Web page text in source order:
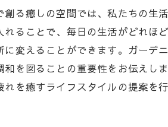
創る癒しの空間では、私たちの生
れることで、毎日の生活がどれほ
に変えることができます。ガーデ
和を図ることの重要性をお伝えし
れを癒すライフスタイルの提案を